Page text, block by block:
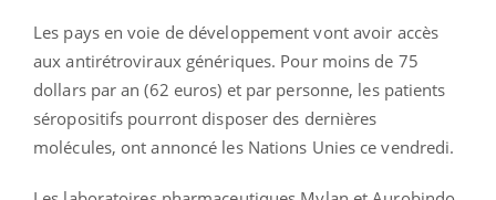
Les pays en voie de développement vont avoir accès
aux antirétroviraux génériques. Pour moins de 75
dollars par an (62 euros) et par personne, les patients
séropositifs pourront disposer des dernières
molécules, ont annoncé les Nations Unies ce vendredi.